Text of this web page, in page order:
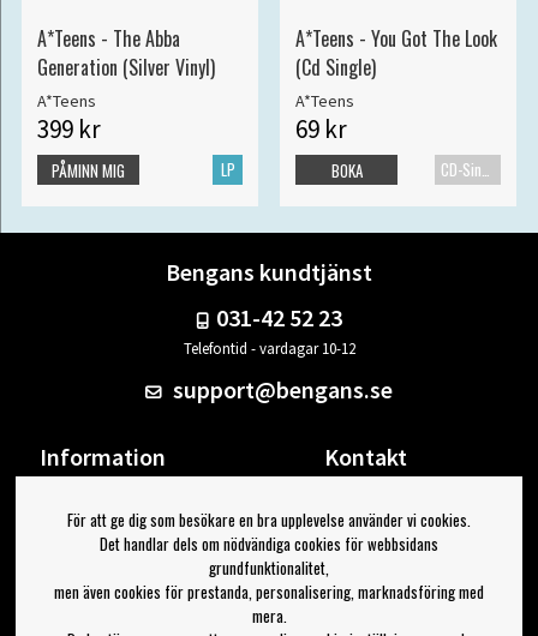
A*Teens - The Abba
Generation (Silver Vinyl)
A*Teens
399 kr
LP
PÅMINN MIG
A*Teens - You Got The Look
(Cd Single)
A*Teens
69 kr
CD-Singel
BOKA
Bengans kundtjänst
031-42 52 23
Telefontid - vardagar 10-12
support@bengans.se
Information
Om Bengans
FAQ / Köp- & Leveransvillkor
Kontakt
Din sida
Logga ut
Jag vill ha tips från Bengans
För att ge dig som besökare en bra upplevelse använder vi cookies.
Det handlar dels om nödvändiga cookies för webbsidans
grundfunktionalitet,
men även cookies för prestanda, personalisering, marknadsföring med
mera.